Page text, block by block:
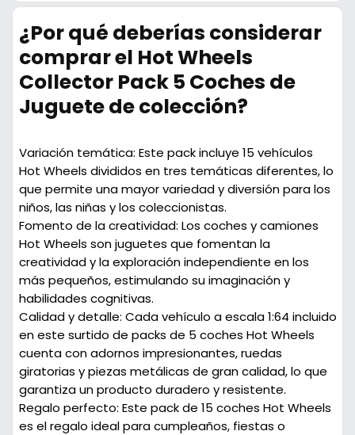
¿Por qué deberías considerar
comprar el Hot Wheels
Collector Pack 5 Coches de
Juguete de colección?
Variación temática: Este pack incluye 15 vehículos
Hot Wheels divididos en tres temáticas diferentes, lo
que permite una mayor variedad y diversión para los
niños, las niñas y los coleccionistas.
Fomento de la creatividad: Los coches y camiones
Hot Wheels son juguetes que fomentan la
creatividad y la exploración independiente en los
más pequeños, estimulando su imaginación y
habilidades cognitivas.
Calidad y detalle: Cada vehículo a escala 1:64 incluido
en este surtido de packs de 5 coches Hot Wheels
cuenta con adornos impresionantes, ruedas
giratorias y piezas metálicas de gran calidad, lo que
garantiza un producto duradero y resistente.
Regalo perfecto: Este pack de 15 coches Hot Wheels
es el regalo ideal para cumpleaños, fiestas o